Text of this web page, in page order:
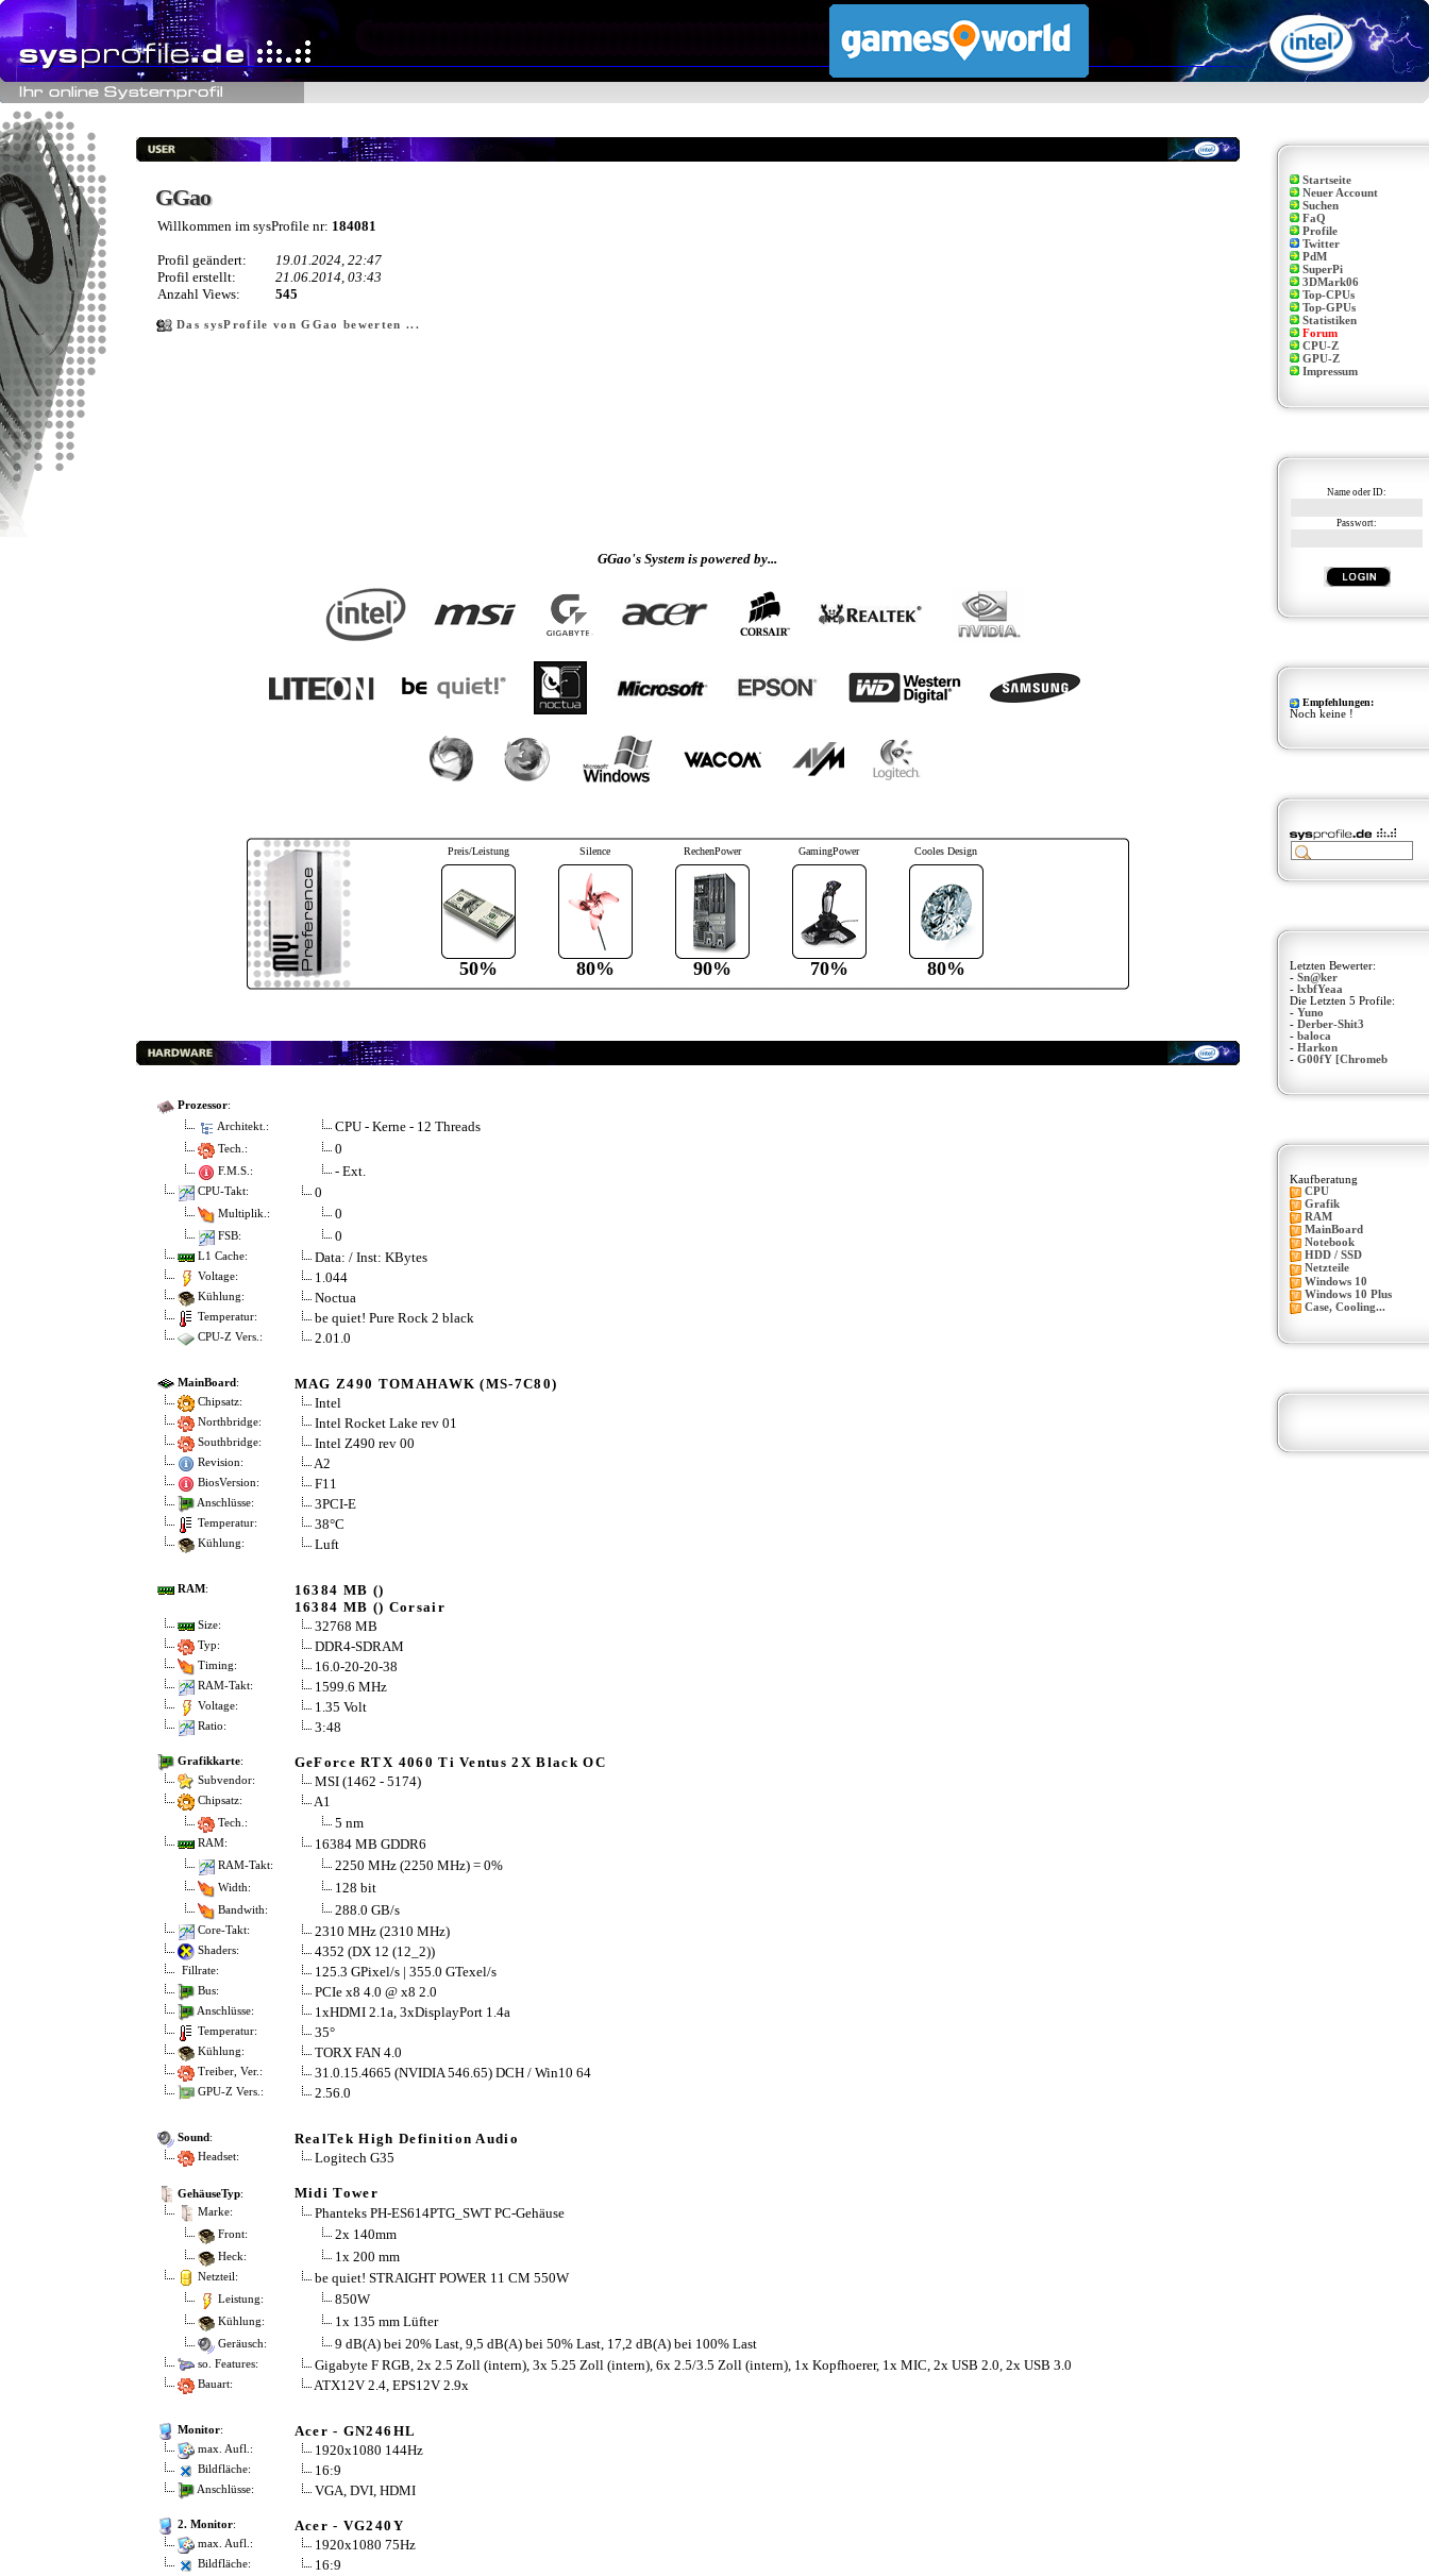
GGao
GGao
Willkommen im sysProfile nr: 184081
Profil geändert:
19.01.2024, 22:47
Profil erstellt:
21.06.2014, 03:43
Anzahl Views:
545
Das sysProfile von GGao bewerten ...
GGao's System is powered by...
Preis/Leistung
50%
Silence
80%
RechenPower
90%
GamingPower
70%
Cooles Design
80%
Prozessor:
Architekt.:
CPU - Kerne - 12 Threads
Tech.: 0
F.M.S.: - Ext.
CPU-Takt: 0
Multiplik.: 0
FSB: 0
L1 Cache: Data: / Inst: KBytes
Voltage: 1.044
Kühlung: Noctua
Temperatur: be quiet! Pure Rock 2 black
CPU-Z Vers.: 2.01.0
MainBoard: MAG Z490 TOMAHAWK (MS-7C80)
Chipsatz: Intel
Northbridge: Intel Rocket Lake rev 01
Southbridge: Intel Z490 rev 00
Revision: A2
BiosVersion: F11
Anschlüsse: 3PCI-E
Temperatur: 38°C
Kühlung: Luft
RAM:
16384 MB ()
16384 MB () Corsair
Size: 32768 MB
Typ: DDR4-SDRAM
Timing: 16.0-20-20-38
RAM-Takt: 1599.6 MHz
Voltage: 1.35 Volt
Ratio: 3:48
Grafikkarte: GeForce RTX 4060 Ti Ventus 2X Black OC
Subvendor: MSI (1462 - 5174)
Chipsatz: A1
Tech.: 5 nm
RAM: 16384 MB GDDR6
RAM-Takt: 2250 MHz (2250 MHz) = 0%
Width: 128 bit
Bandwith: 288.0 GB/s
Core-Takt: 2310 MHz (2310 MHz)
Shaders: 4352 (DX 12 (12_2))
Fillrate: 125.3 GPixel/s | 355.0 GTexel/s
Bus: PCIe x8 4.0 @ x8 2.0
Anschlüsse: 1xHDMI 2.1a, 3xDisplayPort 1.4a
Temperatur: 35°
Kühlung: TORX FAN 4.0
Treiber, Ver.: 31.0.15.4665 (NVIDIA 546.65) DCH / Win10 64
GPU-Z Vers.: 2.56.0
Sound: RealTek High Definition Audio
Headset: Logitech G35
GehäuseTyp: Midi Tower
Marke: Phanteks PH-ES614PTG_SWT PC-Gehäuse
Front: 2x 140mm
Heck: 1x 200 mm
Netzteil: be quiet! STRAIGHT POWER 11 CM 550W
Leistung: 850W
Kühlung: 1x 135 mm Lüfter
Geräusch: 9 dB(A) bei 20% Last, 9,5 dB(A) bei 50% Last, 17,2 dB(A) bei 100% Last
so. Features: Gigabyte F RGB, 2x 2.5 Zoll (intern), 3x 5.25 Zoll (intern), 6x 2.5/3.5 Zoll (intern), 1x Kopfhoerer, 1x MIC, 2x USB 2.0, 2x USB 3.0
Bauart: ATX12V 2.4, EPS12V 2.9x
Monitor: Acer - GN246HL
max. Aufl.: 1920x1080 144Hz
Bildfläche: 16:9
Anschlüsse: VGA, DVI, HDMI
2. Monitor: Acer - VG240Y
max. Aufl.: 1920x1080 75Hz
Bildfläche: 16:9
Startseite
Neuer Account
Suchen
FaQ
Profile
Twitter
PdM
SuperPi
3DMark06
Top-CPUs
Top-GPUs
Statistiken
Forum
CPU-Z
GPU-Z
Impressum
Name oder ID:
Passwort:
Empfehlungen:
Noch keine !
Letzten Bewerter:
- Sn@ker
- lxbfYeaa
Die Letzten 5 Profile:
- Yuno
- Derber-Shit3
- baloca
- Harkon
- G00fY [Chromeb
Kaufberatung
CPU
Grafik
RAM
MainBoard
Notebook
HDD / SSD
Netzteile
Windows 10
Windows 10 Plus
Case, Cooling...